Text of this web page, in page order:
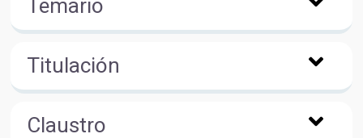
Temario
Titulación
Claustro